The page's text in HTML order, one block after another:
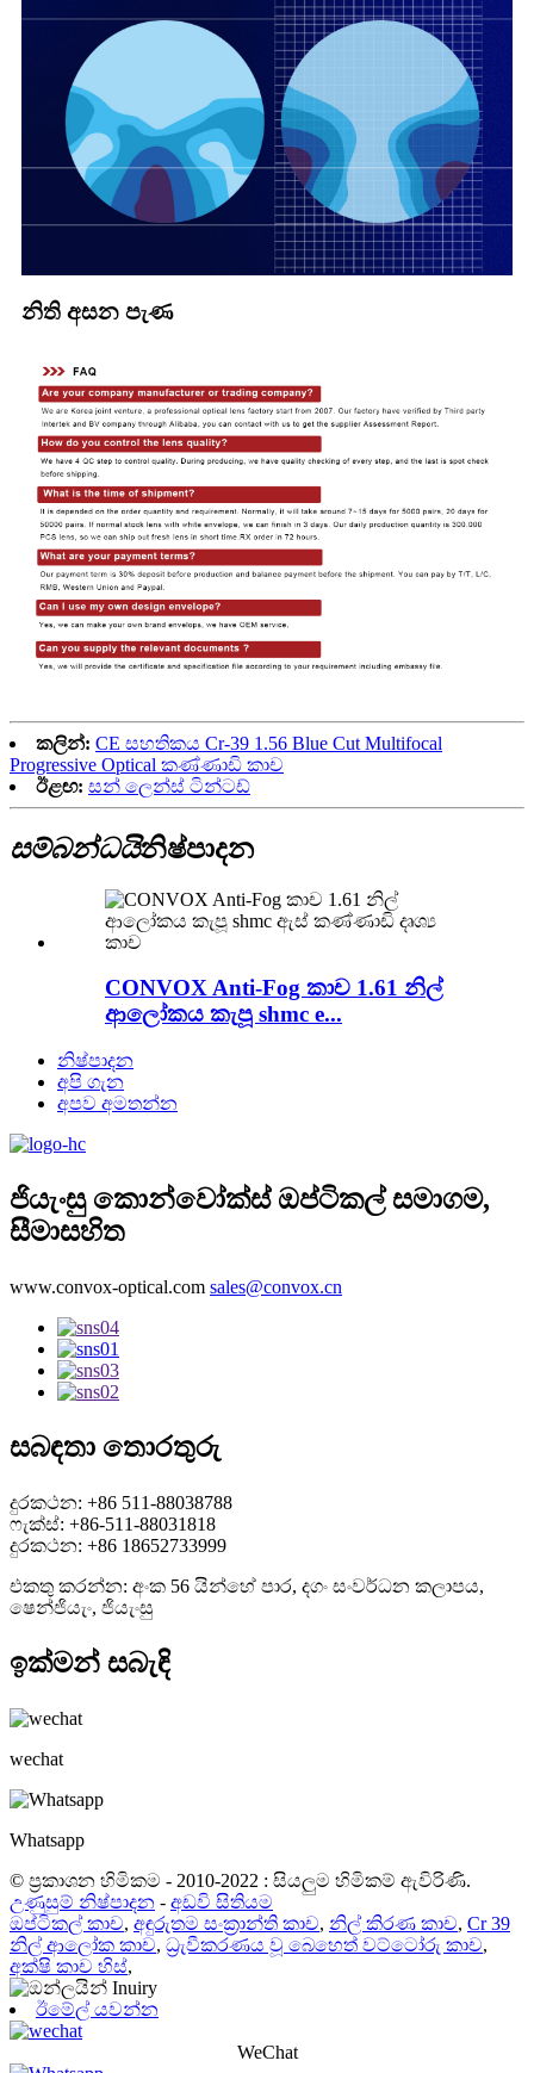
නිති අසන පැණ
කලින්: CE සහතිකය Cr-39 1.56 Blue Cut Multifocal
Progressive Optical කණ්ණාඩි කාච
ඊළඟ: සන් ලෙන්ස් ටින්ටඩ්
සම්බන්ධයිනිෂ්පාදන
CONVOX Anti-Fog කාච 1.61 නිල්
ආලෝකය කැපූ shmc e...
නිෂ්පාදන
අපි ගැන
අපව අමතන්න
ජියැංසු කොන්වෝක්ස් ඔප්ටිකල් සමාගම,
සීමාසහිත
www.convox-optical.com sales@convox.cn
සබඳතා තොරතුරු
දුරකථන: +86 511-88038788
ෆැක්ස්: +86-511-88031818
දුරකථන: +86 18652733999
එකතු කරන්න: අංක 56 යින්හේ පාර, දගං සංවර්ධන කලාපය,
ෂෙන්ජියැං, ජියැංසු
ඉක්මන් සබැඳි
wechat
Whatsapp
© ප්‍රකාශන හිමිකම - 2010-2022 : සියලුම හිමිකම් ඇවිරිණි.
උණුසුම් නිෂ්පාදන - අඩවි සිතියම
ඔප්ටිකල් කාච, අඳුරුතම සංක්‍රාන්ති කාච, නිල් කිරණ කාච, Cr 39
නිල් ආලෝක කාච, ධ්‍රැවීකරණය වූ බෙහෙත් වට්ටෝරු කාච,
අක්ෂි කාච හිස්,
ඊමේල් යවන්න
WeChat